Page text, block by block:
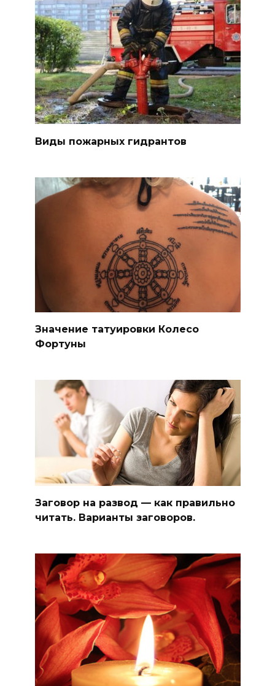
Виды пожарных гидрантов
Значение татуировки Колесо
Фортуны
Заговор на развод — как правильно
читать. Варианты заговоров.